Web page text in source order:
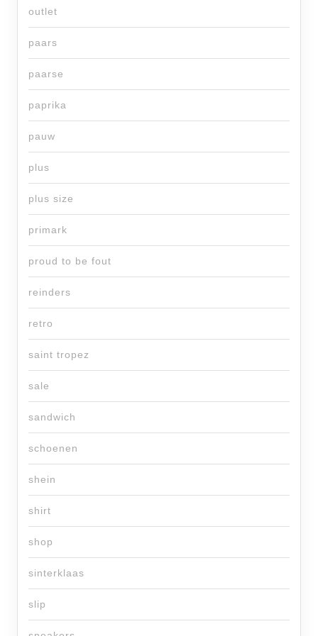
outlet
paars
paarse
paprika
pauw
plus
plus size
primark
proud to be fout
reinders
retro
saint tropez
sale
sandwich
schoenen
shein
shirt
shop
sinterklaas
slip